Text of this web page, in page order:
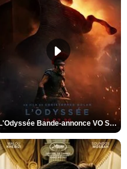
L'Odyssée Bande-annonce VO STFR